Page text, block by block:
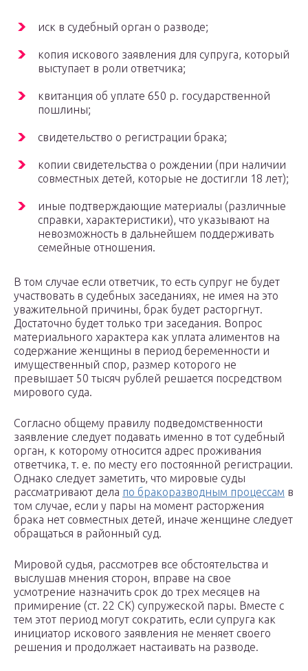
иск в судебный орган о разводе;
копия искового заявления для супруга, который
выступает в роли ответчика;
квитанция об уплате 650 р. государственной
пошлины;
свидетельство о регистрации брака;
копии свидетельства о рождении (при наличии
совместных детей, которые не достигли 18 лет);
иные подтверждающие материалы (различные
справки, характеристики), что указывают на
невозможность в дальнейшем поддерживать
семейные отношения.
В том случае если ответчик, то есть супруг не будет
участвовать в судебных заседаниях, не имея на это
уважительной причины, брак будет расторгнут.
Достаточно будет только три заседания. Вопрос
материального характера как уплата алиментов на
содержание женщины в период беременности и
имущественный спор, размер которого не
превышает 50 тысяч рублей решается посредством
мирового суда.
Согласно общему правилу подведомственности
заявление следует подавать именно в тот судебный
орган, к которому относится адрес проживания
ответчика, т. е. по месту его постоянной регистрации.
Однако следует заметить, что мировые суды
рассматривают дела по бракоразводным процессам в
том случае, если у пары на момент расторжения
брака нет совместных детей, иначе женщине следует
обращаться в районный суд.
Мировой судья, рассмотрев все обстоятельства и
выслушав мнения сторон, вправе на свое
усмотрение назначить срок до трех месяцев на
примирение (ст. 22 СК) супружеской пары. Вместе с
тем этот период могут сократить, если супруга как
инициатор искового заявления не меняет своего
решения и продолжает настаивать на разводе.